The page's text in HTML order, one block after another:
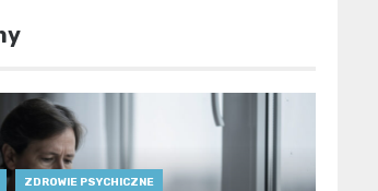
ZDROWIE PSYCHICZNE